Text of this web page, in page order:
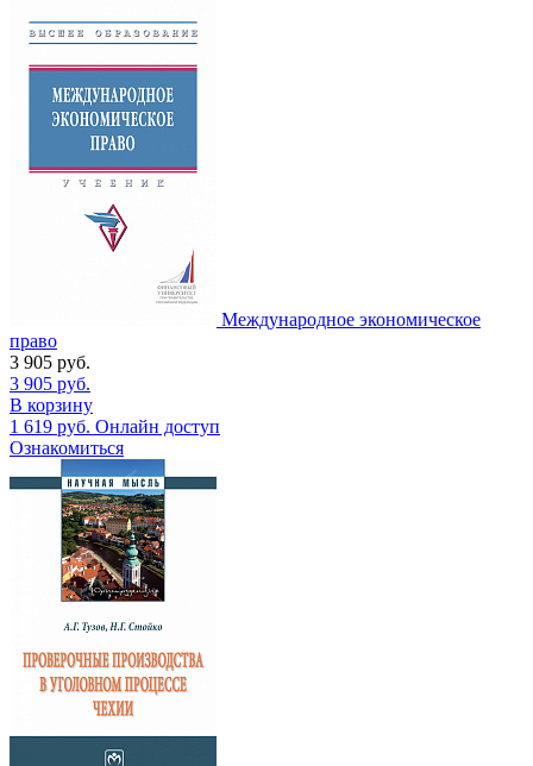
Международное экономическое
право
3 905 руб.
3 905 руб.
В корзину
1 619 руб. Онлайн доступ
Ознакомиться